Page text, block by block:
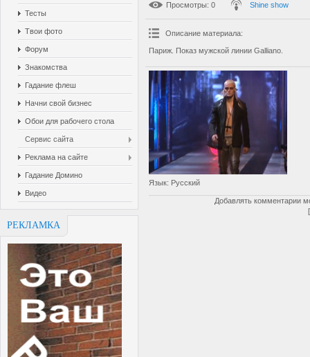
Тесты
Твои фото
Форум
Знакомства
Гадание флеш
Начни свой бизнес
Обои для рабочего стола
Сервис сайта
Реклама на сайте
Гадание Домино
Видео
РЕКЛАМКА
Просмотры: 0 Shine show
Описание материала:
Париж. Показ мужской линии Galliano.
Язык: Русский
Добавлять комментарии